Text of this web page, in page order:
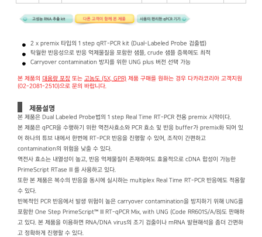
2 x premix 타입의 1 step qRT-PCR kit (Dual-Labeled Probe 검출법)
탁월한 반응성으로 반응 억제물질을 포함한 샘플, crude 샘플 증폭에도 최적
Carryover contamination 방지를 위한 UNG plus 버전 선택 가능
본 제품의 대용량 포장 또는 고농도 (5X, GPR) 제품 구매를 원하는 경우 다카라코리아 고객지원
(02-2081-2510)으로 문의 바랍니다.
제품설명
본 제품은 Dual Labeled Probe법의 1 step Real Time RT-PCR 전용 premix 시약이다.
본 제품은 qPCR을 수행하기 위한 역전사효소와 PCR 효소 및 반응 buffer가 premix화 되어 있
어 하나의 튜브 내에서 한번에 RT-PCR 반응을 진행할 수 있어, 조작이 간편하고
contamination의 위험을 낮출 수 있다.
역전사 효소는 내열성이 높고, 반응 억제물질이 존재하여도 효율적으로 cDNA 합성이 가능한
PrimeScript RTase III 를 사용하고 있다.
또한 본 제품은 복수의 반응을 동시에 실시하는 multiplex Real Time RT-PCR 반응에도 적용할
수 있다.
반복적인 PCR 반응에서 발생 위험이 높은 carryover contamination을 방지하기 위해 UNG를
포함한 One Step PrimeScript™ III RT-qPCR Mix, with UNG (Code RR601S/A/B)도 판매하
고 있다. 본 제품을 이용하면 RNA/DNA virus의 조기 검출이나 mRNA 발현해석을 좀더 간편하
고 정확하게 진행할 수 있다.